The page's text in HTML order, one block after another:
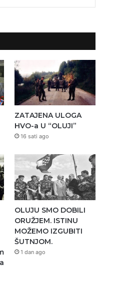
ZATAJENA ULOGA
HVO-a U “OLUJI”
16 sati ago
OLUJU SMO DOBILI
ORUŽJEM. ISTINU
MOŽEMO IZGUBITI
ŠUTNJOM.
1 dan ago